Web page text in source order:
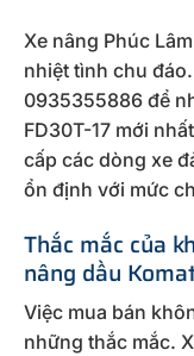
Xe nâng Phúc
nhiệt tình chu
0935355886 để
FD30T-17 mới
cấp các dòng xe
ổn định với mức
Thắc mắc của
nâng dầu
Việc mua bán
những thắc mắc.